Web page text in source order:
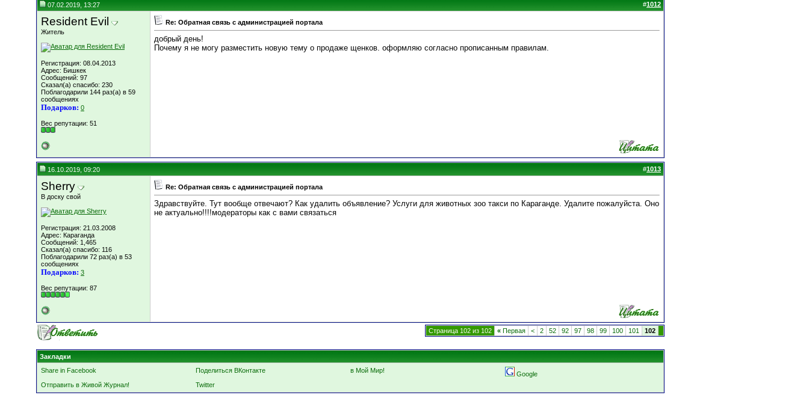
07.02.2019, 13:27 #1012
Resident Evil
Житель
Регистрация: 08.04.2013
Адрес: Бишкек
Сообщений: 97
Сказал(а) спасибо: 230
Поблагодарили 144 раз(а) в 59
сообщениях
Подарков: 0
Вес репутации: 51
Re: Обратная связь с администрацией портала
добрый день!
Почему я не могу разместить новую тему о продаже щенков. оформляю согласно прописанным правилам.
16.10.2019, 09:20 #1013
Sherry
В доску свой
Регистрация: 21.03.2008
Адрес: Караганда
Сообщений: 1,465
Сказал(а) спасибо: 116
Поблагодарили 72 раз(а) в 53
сообщениях
Подарков: 3
Вес репутации: 87
Re: Обратная связь с администрацией портала
Здравствуйте. Тут вообще отвечают? Как удалить объявление? Услуги для животных зоо такси по Караганде. Удалите пожалуйста. Оно
не актуально!!!!модераторы как с вами связаться
Страница 102 из 102 « Первая < 2 52 92 97 98 99 100 101 102
Закладки
Share in Facebook
Поделиться ВКонтакте в Мой Мир!
Google
Отправить в Живой Журнал!
Twitter